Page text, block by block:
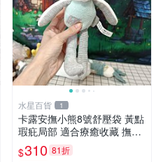
水星百貨 1
卡露安撫小熊8號舒壓袋 黃點
瑕疪局部 適合療癒收藏 撫慰
身心 美肌養護 放鬆好物
$310 81折